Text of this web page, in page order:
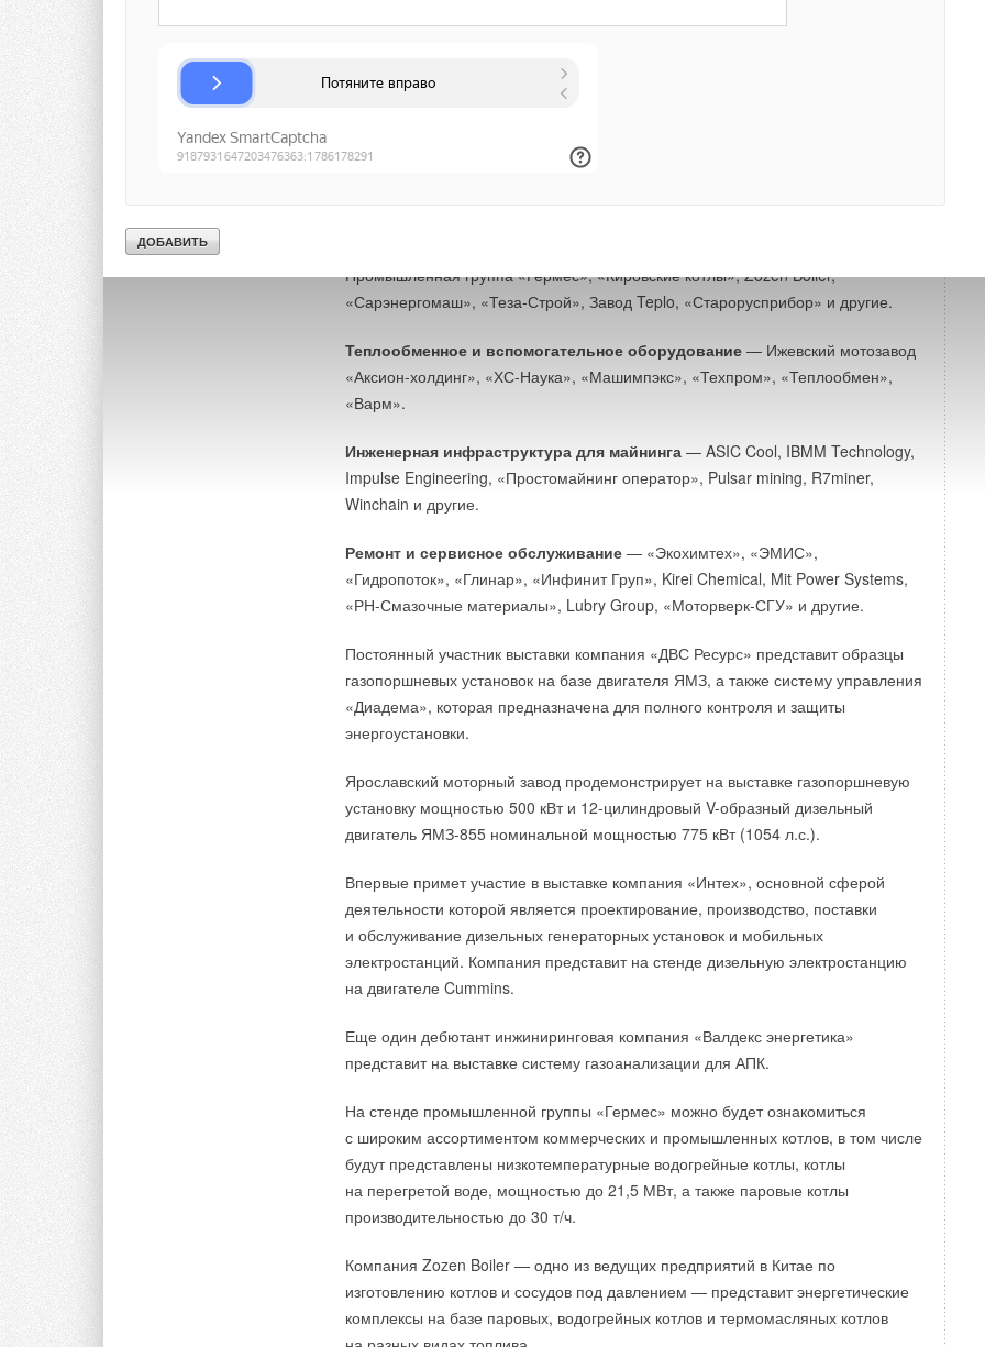
В этом году в выставке примут участие62 компании из России и Китая
«ДВС Ресурс», «Интех», Коломенский завод, «Лиора Энерджи», «ПКФ «ТСК»,
Ярославский моторный завод, «РТС», «Сервис Юнит», «Валдекс Энергетика»,
Промышленная группа «Гермес», «Кировские котлы», Zozen Boiler,
«Сарэнергомаш», «Теза-Строй», Завод Teplo, «Старорусприбор» и другие.
Теплообменное и вспомогательное оборудование — Ижевский мотозавод
«Аксион-холдинг», «ХС-Наука», «Машимпэкс», «Техпром», «Теплообмен»,
«Варм».
Инженерная инфраструктура для майнинга — ASIC Cool, IBMM Technology,
Impulse Engineering, «Простомайнинг оператор», Pulsar mining, R7miner,
Winchain и другие.
Ремонт и сервисное обслуживание — «Экохимтех», «ЭМИС»,
«Гидропоток», «Глинар», «Инфинит Груп», Kirei Chemical, Mit Power Systems,
«РН-Смазочные материалы», Lubry Group, «Моторверк-СГУ» и другие.
Постоянный участник выставки компания «ДВС Ресурс» представит образцы
газопоршневых установок на базе двигателя ЯМЗ, а также систему управления
«Диадема», которая предназначена для полного контроля и защиты
энергоустановки.
Ярославский моторный завод продемонстрирует на выставке газопоршневую
установку мощностью 500 кВт и 12-цилиндровый V-образный дизельный
двигатель ЯМЗ-855 номинальной мощностью 775 кВт (1054 л.с.).
Впервые примет участие в выставке компания «Интех», основной сферой
деятельности которой является проектирование, производство, поставки
и обслуживание дизельных генераторных установок и мобильных
электростанций. Компания представит на стенде дизельную электростанцию
на двигателе Cummins.
Еще один дебютант инжиниринговая компания «Валдекс энергетика»
представит на выставке систему газоанализации для АПК.
На стенде промышленной группы «Гермес» можно будет ознакомиться
с широким ассортиментом коммерческих и промышленных котлов, в том числе
будут представлены низкотемпературные водогрейные котлы, котлы
на перегретой воде, мощностью до 21,5 МВт, а также паровые котлы
производительностью до 30 т/ч.
Компания Zozen Boiler — одно из ведущих предприятий в Китае по
изготовлению котлов и сосудов под давлением — представит энергетические
комплексы на базе паровых, водогрейных котлов и термомасляных котлов